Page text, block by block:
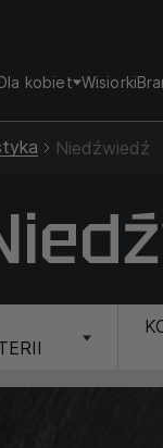
kobiet Wisiorki
Niedźwiedź